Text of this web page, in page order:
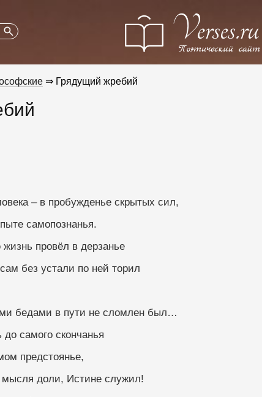
⇒ Грядущий жребий
– в пробужденье скрытых сил,
самопознанья.
провёл в дерзанье
без устали по ней торил
злыми бедами в пути не сломлен был…
самого скончанья
предстоянье,
доли, Истине служил!